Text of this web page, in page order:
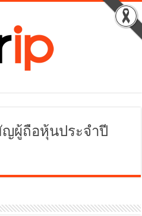
ผู้ถือหุ้นประจำปี